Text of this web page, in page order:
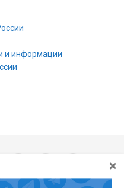
и информации